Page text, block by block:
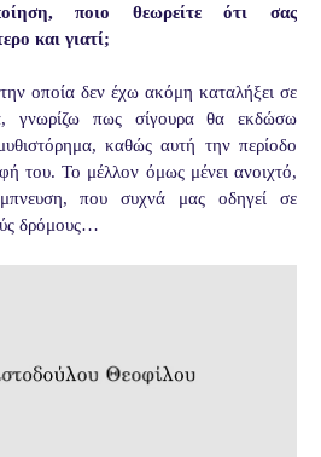
ποιο θεωρείτε ότι σας
και γιατί;
οποία δεν έχω ακόμη καταλήξει σε
γνωρίζω πως σίγουρα θα εκδώσω
καθώς αυτή την περίοδο
του. Το μέλλον όμως μένει ανοιχτό,
που συχνά μας οδηγεί σε
δρόμους…